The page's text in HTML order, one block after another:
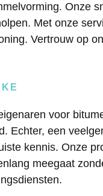
Onze
Met onze
Vertrouw op
voor
Echter, een
kennis. Onze
meegaat